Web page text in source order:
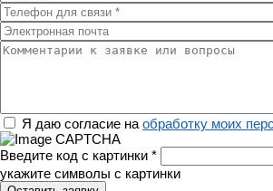
Телефон для связи
Электронная почта
Комментарии к заявке или вопросы
РегионЯ даю согласие на обработку моих
Введите код с картинки *
укажите символы с картинки